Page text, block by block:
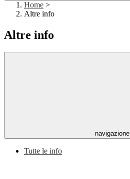
Home >
Altre info
Altre info
navigazione
Tutte le info